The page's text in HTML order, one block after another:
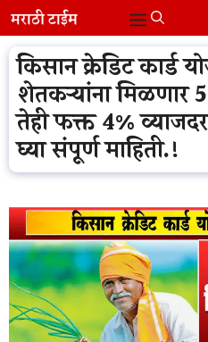
Skip
to
content
Menu
किसान क्रेडिट कार्ड
शेतकऱ्यांना मिळणार
तेही फक्त 4%
घ्या संपूर्ण माहिती.!